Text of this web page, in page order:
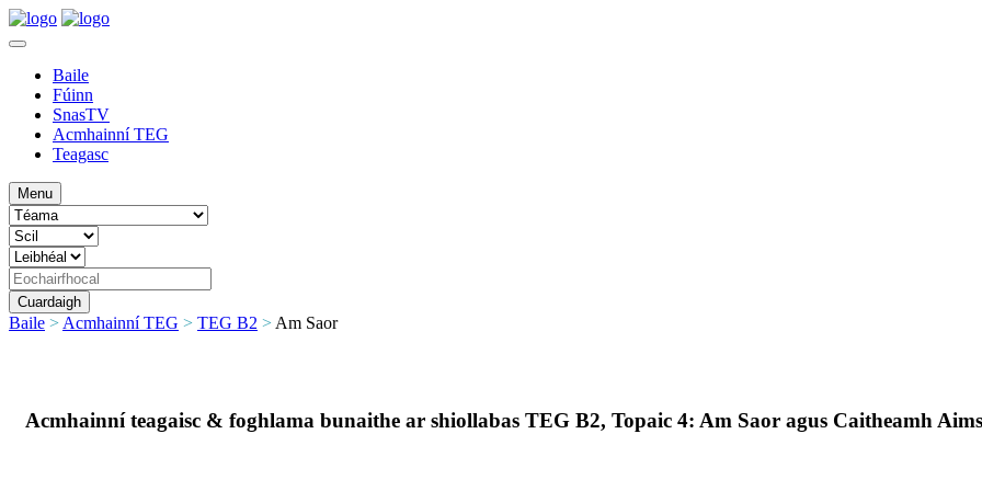
Baile
Fúinn
SnasTV
Acmhainní TEG
Teagasc
Menu
Baile > Acmhainní TEG > TEG B2 > Am Saor
Acmhainní teagaisc & foghlama bunaithe ar shiollabas TEG B2, Topaic 4: Am Saor agus Caitheamh